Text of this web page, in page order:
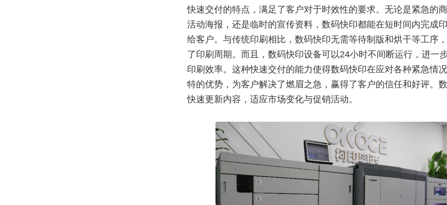
快速交付的特点，满足了客户对于时效性的要求。无论是紧急的
活动海报，还是临时的宣传资料，数码快印都能在短时间内完成
给客户。与传统印刷相比，数码快印无需等待制版和烘干等工序
了印刷周期。而且，数码快印设备可以24小时不间断运行，进一
印刷效率。这种快速交付的能力使得数码快印在应对各种紧急情
特的优势，为客户解决了燃眉之急，赢得了客户的信任和好评。
快速更新内容，适应市场变化与促销活动。